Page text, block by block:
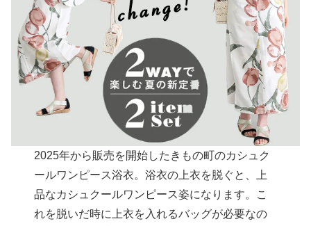
2025年から販売を開始したきもの町のカシュク
ールワンピース浴衣。浴衣の上衣を脱ぐと、上
品なカシュクールワンピース姿になります。こ
れを脱いだ時に上衣を入れるバッグが必要なの